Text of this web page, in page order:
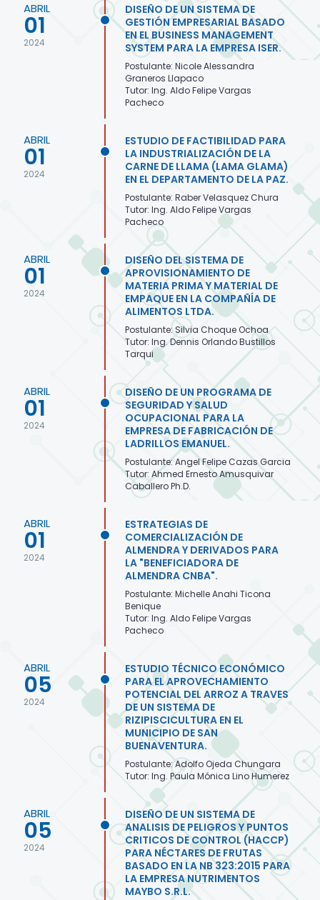
ABRIL
01
2024
DISEÑO DE UN SISTEMA DE
GESTIÓN EMPRESARIAL BASADO
EN EL BUSINESS MANAGEMENT
SYSTEM PARA LA EMPRESA ISER.
Postulante: Nicole Alessandra
Graneros Llapaco
Tutor: Ing. Aldo Felipe Vargas
Pacheco
ABRIL
01
2024
ESTUDIO DE FACTIBILIDAD PARA
LA INDUSTRIALIZACIÓN DE LA
CARNE DE LLAMA (LAMA GLAMA)
EN EL DEPARTAMENTO DE LA PAZ.
Postulante: Raber Velasquez Chura
Tutor: Ing. Aldo Felipe Vargas
Pacheco
ABRIL
01
2024
DISEÑO DEL SISTEMA DE
APROVISIONAMIENTO DE
MATERIA PRIMA Y MATERIAL DE
EMPAQUE EN LA COMPAÑÍA DE
ALIMENTOS LTDA.
Postulante: Silvia Choque Ochoa
Tutor: Ing. Dennis Orlando Bustillos
Tarqui
ABRIL
01
2024
DISEÑO DE UN PROGRAMA DE
SEGURIDAD Y SALUD
OCUPACIONAL PARA LA
EMPRESA DE FABRICACIÓN DE
LADRILLOS EMANUEL.
Postulante: Angel Felipe Cazas Garcia
Tutor: Ahmed Ernesto Amusquivar
Caballero Ph.D.
ABRIL
01
2024
ESTRATEGIAS DE
COMERCIALIZACIÓN DE
ALMENDRA Y DERIVADOS PARA
LA "BENEFICIADORA DE
ALMENDRA CNBA".
Postulante: Michelle Anahi Ticona
Benique
Tutor: Ing. Aldo Felipe Vargas
Pacheco
ABRIL
05
2024
ESTUDIO TÉCNICO ECONÓMICO
PARA EL APROVECHAMIENTO
POTENCIAL DEL ARROZ A TRAVES
DE UN SISTEMA DE
RIZIPISCICULTURA EN EL
MUNICIPIO DE SAN
BUENAVENTURA.
Postulante: Adolfo Ojeda Chungara
Tutor: Ing. Paula Mónica Lino Humerez
ABRIL
05
2024
DISEÑO DE UN SISTEMA DE
ANALISIS DE PELIGROS Y PUNTOS
CRITICOS DE CONTROL (HACCP)
PARA NÉCTARES DE FRUTAS
BASADO EN LA NB 323:2015 PARA
LA EMPRESA NUTRIMENTOS
MAYBO S.R.L.